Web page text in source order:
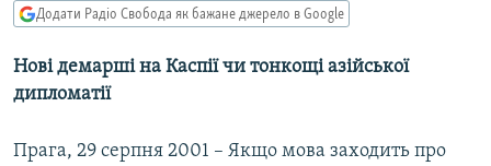
до
КУЛЬТУРА
СПОРТ
СВІТ
КРИМ.РЕАЛІЇ
ТИ ЯК?
СХЕМИ
КИТАЙ.ВИКЛИКИ
Додати Радіо Свобода як бажане джерело в Google
Нові демарші на Каспії чи тонкощі азійської
дипломатії
Прага, 29 серпня 2001 – Якщо мова заходить про